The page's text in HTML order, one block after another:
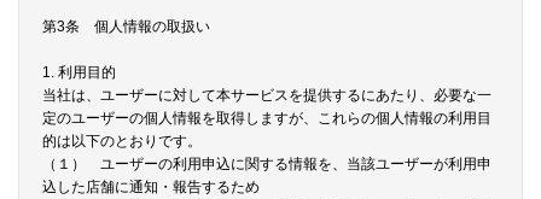
第3条 個人情報の取扱い
1. 利用目的
当社は、ユーザーに対して本サービスを提供するにあたり、必要な一
定のユーザーの個人情報を取得しますが、これらの個人情報の利用目
的は以下のとおりです。
（１） ユーザーの利用申込に関する情報を、当該ユーザーが利用申
込した店舗に通知・報告するため